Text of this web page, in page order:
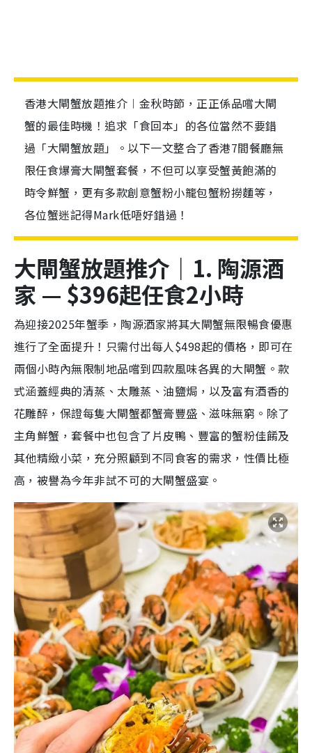
香港大閘蟹放題推介︱金秋時節，正正係品嚐大閘
蟹的最佳時機！追求「食回本」的各位當然不要錯
過「大閘蟹放題」。以下一文整合了香港7間餐廳無
限任食爆膏大閘蟹套餐，不但可以享受蟹黃飽滿的
時令鮮蟹，更有多款創意蟹粉小籠包蟹粉撈麵等，
各位蟹迷記得Mark低唔好錯過！
大閘蟹放題推介｜1. 陶源酒
家 — $396起任食2小時
為迎接2025年蟹季，陶源酒家將其大閘蟹無限暢食優惠
進行了全面提升！只需付出每人$498起的價格，即可在
兩個小時內無限制地品嚐到四款風味各異的大閘蟹。款
式涵蓋經典的清蒸、太雕蒸、油鹽焗，以及富有酒香的
花雕醉，保證每隻大閘蟹都蟹膏豐盛、滋味無窮。除了
主角鮮蟹，套餐中也包含了片皮鴨、豐富的蟹粉佳餚及
其他精緻小菜，充分照顧到不同食客的需求，性價比極
高，被譽為今年非試不可的大閘蟹盛宴。